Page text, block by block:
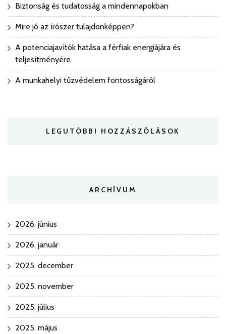
Biztonság és tudatosság a mindennapokban
Mire jó az írószer tulajdonképpen?
A potenciajavítók hatása a férfiak energiájára és
teljesítményére
A munkahelyi tűzvédelem fontosságáról
LEGUTÓBBI HOZZÁSZÓLÁSOK
ARCHÍVUM
2026. június
2026. január
2025. december
2025. november
2025. július
2025. május